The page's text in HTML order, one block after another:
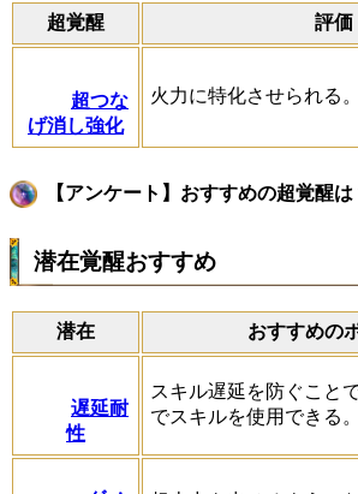
超覚醒 評価
超つな
げ消し強化
火力に特化させられる。
【アンケート】おすすめの超覚醒は
潜在覚醒おすすめ
潜在 おすすめの
遅延耐
性
スキル遅延を防ぐこと
でスキルを使用できる。